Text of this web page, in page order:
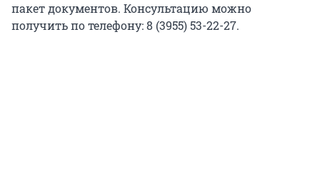
пакет документов. Консультацию можно
получить по телефону: 8 (3955) 53-22-27.